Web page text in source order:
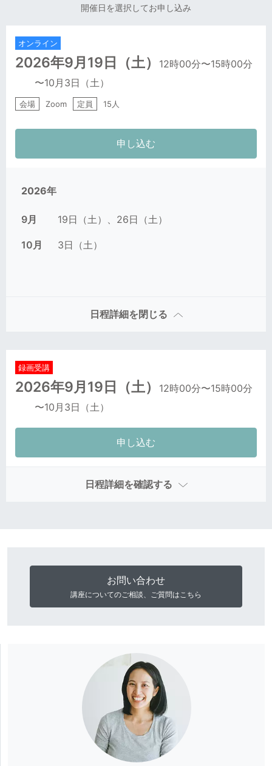
開催日を選択してお申し込み
オンライン
2026年9月19日 （土） 12時00分〜15時00分
〜10月3日 （土）
会場 Zoom 定員 15人
2026年
9月 19日（土） 26日（土）
10月 3日（土）
日程詳細を閉じる
録画受講
2026年9月19日 （土） 12時00分〜15時00分
〜10月3日 （土）
日程詳細を確認する
お問い合わせ
講座についてのご相談、ご質問はこちら